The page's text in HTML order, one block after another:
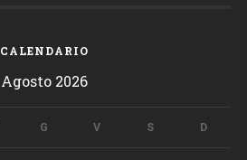
CALENDARIO
Agosto 2026
G V S D